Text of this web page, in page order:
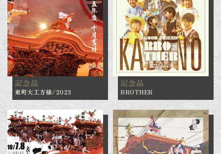
記念品
東町大工方様/2023
記念品
BROTHER